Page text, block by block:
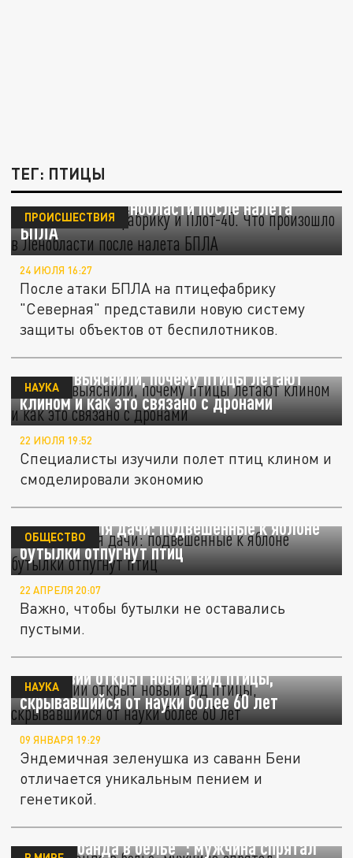
ТЕГ: ПТИЦЫ
Атака на птицефабрику и "Плот-40". Что
произошло в Ленобласти после налета
БПЛА
ПРОИСШЕСТВИЯ
24 ИЮЛЯ 16:27
После атаки БПЛА на птицефабрику
"Северная" представили новую систему
защиты объектов от беспилотников.
Ученые выяснили, почему птицы летают
клином и как это связано с дронами
НАУКА
22 ИЮЛЯ 19:52
Специалисты изучили полет птиц клином и
смоделировали экономию
Лайфхак для дачи: подвешенные к яблоне
бутылки отпугнут птиц
ОБЩЕСТВО
22 АПРЕЛЯ 20:07
Важно, чтобы бутылки не оставались
пустыми.
В Боливии открыт новый вид птицы,
скрывавшийся от науки более 60 лет
НАУКА
09 ЯНВАРЯ 19:29
Эндемичная зеленушка из саванн Бени
отличается уникальным пением и
генетикой.
"Контрабанда в белье": мужчина спрятал